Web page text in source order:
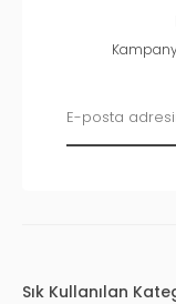
Sık Kullanılan